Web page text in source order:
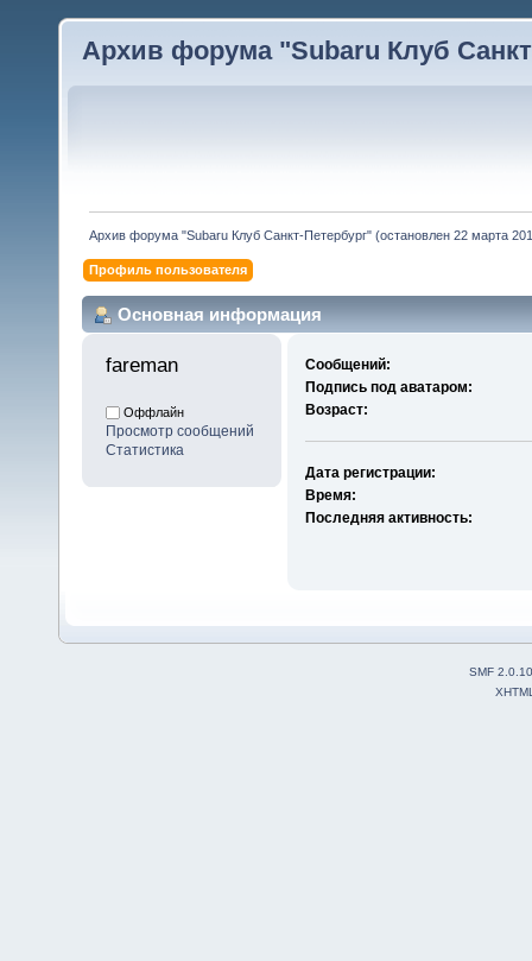
Архив форума "Subaru Клуб
Архив форума "Subaru Клуб Санкт-Петербург" (остановлен 22 марта
Профиль пользователя
Основная информация
fareman
Оффлайн
Просмотр сообщений
Статистика
Сообщений:
Подпись под аватаром:
Возраст:
Дата регистрации:
Время:
Последняя активность:
SMF 2.0.10